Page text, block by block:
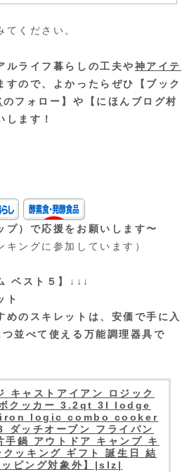
てください。
ルライフ暮らしの工夫や神アイテ
すので、よかったらぜひ【ブック
のフォロー】や【にほんブログ村
します！
プ）で応援をお願いします〜
キングに参加しています）
ベスト５】↓↓↓
ト
めのスキレットは、安価で手に入
並べて使える万能調理器具で
キャストアイアン ロジック
クッカー 3.2qt 3l lodge
logic combo cooker
ダッチオーブン フライパン
手鍋 アウトドア キャンプ キ
クッキング ギフト 誕生日 結
ピング対象外】|slz|